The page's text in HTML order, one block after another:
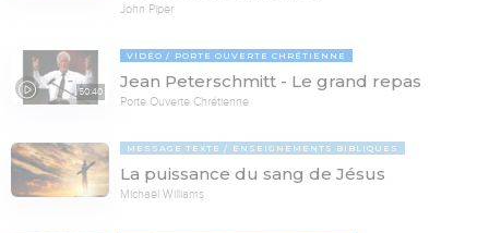
John Piper
50:40
VIDÉO PORTE OUVERTE CHRÉTIENNE
Jean Peterschmitt - Le grand repas
Porte Ouverte Chrétienne
MESSAGE TEXTE ENSEIGNEMENTS BIBLIQUES
La puissance du sang de Jésus
Michaël Williams